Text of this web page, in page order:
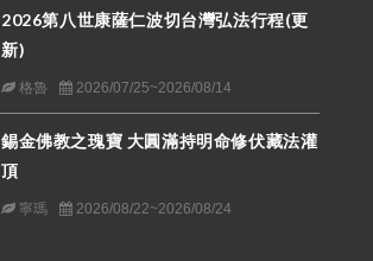
2026第八世康薩仁波切台灣弘法行程(更
新)
格魯 2026/07/25~2026/08/14
錫金佛教之瑰寶 大圓滿持明命修伏藏法灌
頂
寧瑪 2026/08/22~2026/08/24